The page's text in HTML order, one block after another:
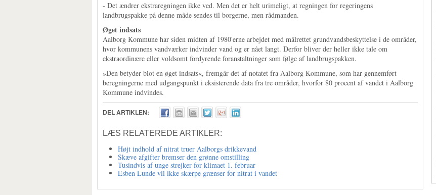
- Det ændrer ekstraregningen ikke ved. Men det er helt urimeligt, at regningen for regeringens
landbrugspakke på denne måde sendes til borgerne, men rådmanden.
Øget indsats
Aalborg Kommune har siden midten af 1980′erne arbejdet med målrettet grundvandsbeskyttelse i de områder,
hvor kommunens vandværker indvinder vand og er nået langt. Derfor bliver der heller ikke tale om
ekstraordinære eller voldsomt fordyrende foranstaltninger som følge af landbrugspakken.
»Den betyder blot en øget indsats«, fremgår det af notatet fra Aalborg Kommune, som har gennemført
beregningerne med udgangspunkt i eksisterende data fra tre områder, hvorfor 80 procent af vandet i Aalborg
Kommune indvindes.
DEL ARTIKLEN:
LÆS RELATEREDE ARTIKLER:
Højt indhold af nitrat truer Aalborgs drikkevand
Skæve afgifter bremser den grønne omstilling
Tusindvis af unge strejker for klimaet 1. februar
Esben Lunde vil ikke skærpe grænser for nitrat i vandet